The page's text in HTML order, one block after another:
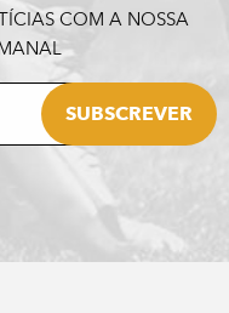
COM A NOSSA